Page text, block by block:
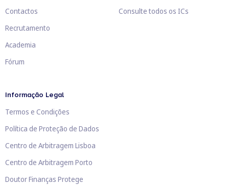
Contactos
Recrutamento
Academia
Fórum
Consulte todos os ICs
Informação Legal
Termos e Condições
Política de Proteção de Dados
Centro de Arbitragem Lisboa
Centro de Arbitragem Porto
Doutor Finanças Protege